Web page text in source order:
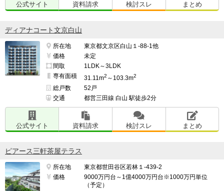
公式サイト 資料請求 検討スレ まとめ
ディアナコート文京白山
所在地
東京都文京区白山１-88-1他
価格
未定
間取
1LDK～3LDK
専有面積
31.11m2 ～103.3m2
総戸数
52戸
交通
都営三田線 白山 駅徒歩2分
公式サイト 資料請求 検討スレ まとめ
ピアース三軒茶屋テラス
所在地
東京都世田谷区若林１-439-2
価格
9000万円台～1億4000万円台※1000万円単位
（予定）